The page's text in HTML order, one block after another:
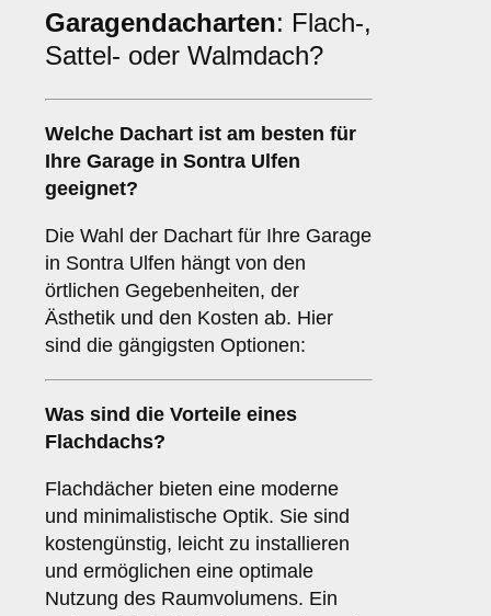
Garagendacharten: Flach-,
Sattel- oder Walmdach?
Welche Dachart ist am besten für
Ihre Garage in Sontra Ulfen
geeignet?
Die Wahl der Dachart für Ihre Garage
in Sontra Ulfen hängt von den
örtlichen Gegebenheiten, der
Ästhetik und den Kosten ab. Hier
sind die gängigsten Optionen:
Was sind die Vorteile eines
Flachdachs?
Flachdächer bieten eine moderne
und minimalistische Optik. Sie sind
kostengünstig, leicht zu installieren
und ermöglichen eine optimale
Nutzung des Raumvolumens. Ein